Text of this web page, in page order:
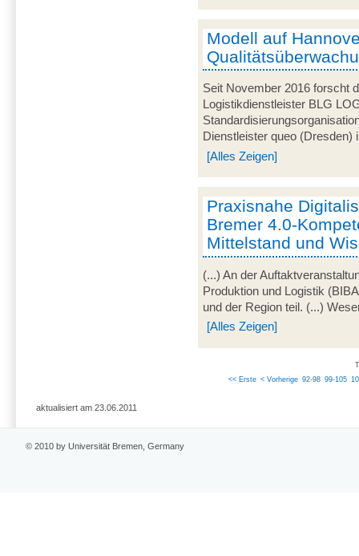
Modell auf
Seit November 2016 forscht
Logistikdienstleister BLG
Dienstleister queo (Dresden)
[Alles Zeigen]
Praxisnahe
Bremer 4.0-
Mittelstand und
(...) An der
Produktion und Logistik
und der Region teil. (...)
[Alles Zeigen]
<< Erste < Vorherige 92-98 99-105
aktualisiert am 23.06.2011
© 2010 by Universität Bremen, Germany